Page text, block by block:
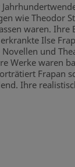
wie Theodor
waren.
Ilse
und
Werke waren
Frapan
Ihre